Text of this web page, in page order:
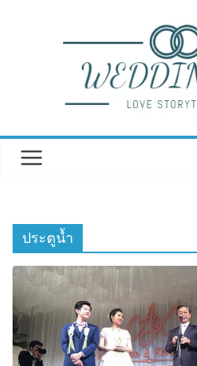
ประตูน้ำ